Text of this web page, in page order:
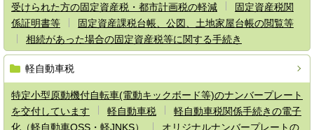
受けられた方の固定資産税・都市計画税の軽減
固定資産税関
係証明書等
固定資産課税台帳、公図、土地家屋台帳の閲覧等
相続があった場合の固定資産税等に関する手続き
軽自動車税
特定小型原動機付自転車(電動キックボード等)のナンバープレート
を交付しています
軽自動車税
軽自動車税関係手続きの電子
化（軽自動車OSS・軽JNKS）
オリジナルナンバープレートの